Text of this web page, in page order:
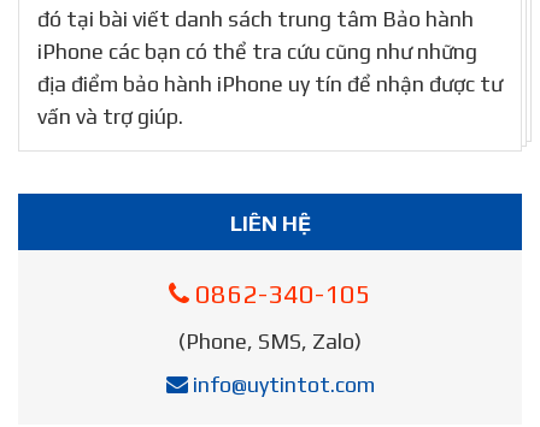
đó tại bài viết danh sách trung tâm Bảo hành
iPhone các bạn có thể tra cứu cũng như những
địa điểm bảo hành iPhone uy tín để nhận được tư
vấn và trợ giúp.
LIÊN HỆ
0862-340-105
(Phone, SMS, Zalo)
info@uytintot.com